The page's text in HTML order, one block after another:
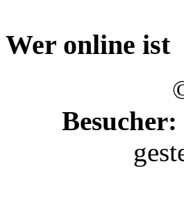
Wer online ist
Besucher: